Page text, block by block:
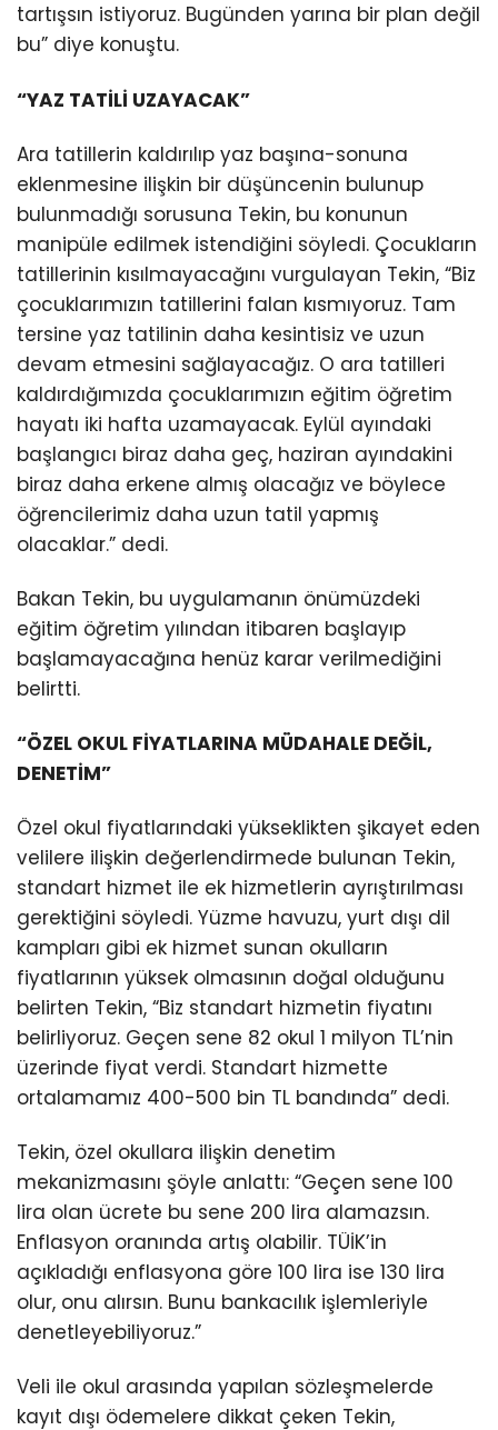
tartışsın istiyoruz. Bugünden yarına bir plan değil
bu” diye konuştu.
“YAZ TATİLİ UZAYACAK”
Ara tatillerin kaldırılıp yaz başına-sonuna
eklenmesine ilişkin bir düşüncenin bulunup
bulunmadığı sorusuna Tekin, bu konunun
manipüle edilmek istendiğini söyledi. Çocukların
tatillerinin kısılmayacağını vurgulayan Tekin, “Biz
çocuklarımızın tatillerini falan kısmıyoruz. Tam
tersine yaz tatilinin daha kesintisiz ve uzun
devam etmesini sağlayacağız. O ara tatilleri
kaldırdığımızda çocuklarımızın eğitim öğretim
hayatı iki hafta uzamayacak. Eylül ayındaki
başlangıcı biraz daha geç, haziran ayındakini
biraz daha erkene almış olacağız ve böylece
öğrencilerimiz daha uzun tatil yapmış
olacaklar.” dedi.
Bakan Tekin, bu uygulamanın önümüzdeki
eğitim öğretim yılından itibaren başlayıp
başlamayacağına henüz karar verilmediğini
belirtti.
“ÖZEL OKUL FİYATLARINA MÜDAHALE DEĞİL,
DENETİM”
Özel okul fiyatlarındaki yükseklikten şikayet eden
velilere ilişkin değerlendirmede bulunan Tekin,
standart hizmet ile ek hizmetlerin ayrıştırılması
gerektiğini söyledi. Yüzme havuzu, yurt dışı dil
kampları gibi ek hizmet sunan okulların
fiyatlarının yüksek olmasının doğal olduğunu
belirten Tekin, “Biz standart hizmetin fiyatını
belirliyoruz. Geçen sene 82 okul 1 milyon TL’nin
üzerinde fiyat verdi. Standart hizmette
ortalamamız 400-500 bin TL bandında” dedi.
Tekin, özel okullara ilişkin denetim
mekanizmasını şöyle anlattı: “Geçen sene 100
lira olan ücrete bu sene 200 lira alamazsın.
Enflasyon oranında artış olabilir. TÜİK’in
açıkladığı enflasyona göre 100 lira ise 130 lira
olur, onu alırsın. Bunu bankacılık işlemleriyle
denetleyebiliyoruz.”
Veli ile okul arasında yapılan sözleşmelerde
kayıt dışı ödemelere dikkat çeken Tekin,